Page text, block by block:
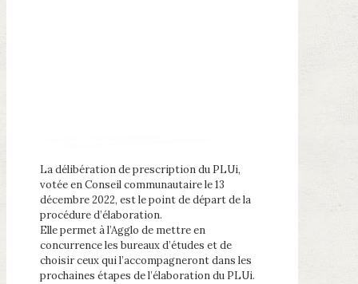
La délibération de prescription du PLUi,
votée en Conseil communautaire le 13
décembre 2022, est le point de départ de la
procédure d’élaboration.
Elle permet à l’Agglo de mettre en
concurrence les bureaux d’études et de
choisir ceux qui l’accompagneront dans les
prochaines étapes de l’élaboration du PLUi.